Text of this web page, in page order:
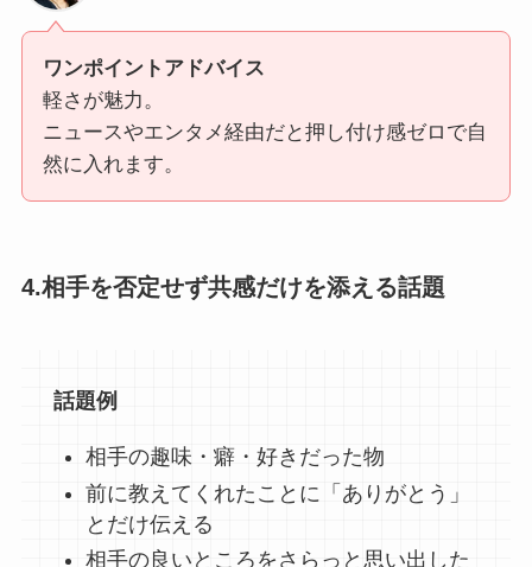
ワンポイントアドバイス
軽さが魅力。
ニュースやエンタメ経由だと押し付け感ゼロで自
然に入れます。
4.相手を否定せず共感だけを添える話題
話題例
相手の趣味・癖・好きだった物
前に教えてくれたことに「ありがとう」
とだけ伝える
相手の良いところをさらっと思い出した